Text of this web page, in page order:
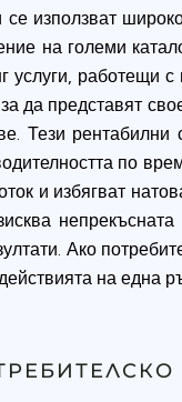
се използват
на големи
услуги, работещи
да представят
Тези
по
и избягват
Ако
на една